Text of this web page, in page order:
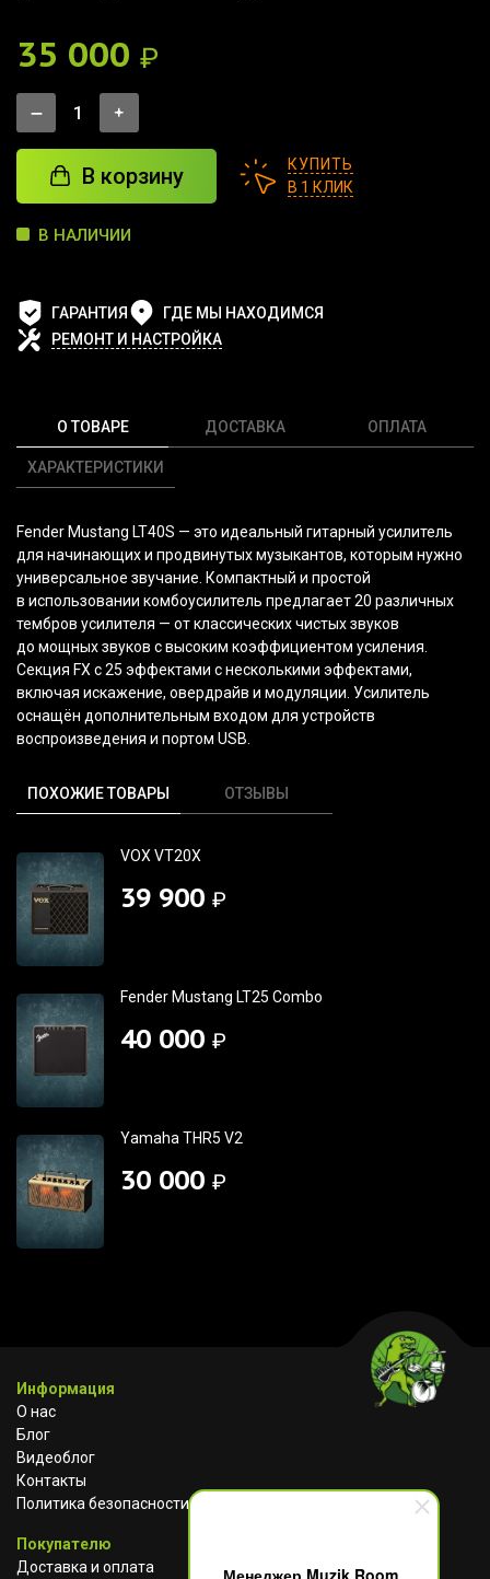
Менеджер Muzik Room
35 000 ₽
В корзину
КУПИТЬ
В 1 КЛИК
В НАЛИЧИИ
ГАРАНТИЯ
ГДЕ МЫ НАХОДИМСЯ
РЕМОНТ И НАСТРОЙКА
О ТОВАРЕ
ХАРАКТЕРИСТИКИ
ДОСТАВКА ОПЛАТА
Fender Mustang LT40S — это идеальный гитарный усилитель
для начинающих и продвинутых музыкантов, которым нужно
универсальное звучание. Компактный и простой
в использовании комбоусилитель предлагает 20 различных
тембров усилителя — от классических чистых звуков
до мощных звуков с высоким коэффициентом усиления.
Секция FX с 25 эффектами с несколькими эффектами,
включая искажение, овердрайв и модуляции. Усилитель
оснащён дополнительным входом для устройств
воспроизведения и портом USB.
ПОХОЖИЕ ТОВАРЫ ОТЗЫВЫ
VOX VT20X
39 900 ₽
Fender Mustang LT25 Combo
40 000 ₽
Yamaha THR5 V2
30 000 ₽
Информация
О нас
Блог
Видеоблог
Контакты
Политика безопасности
Покупателю
Доставка и оплата